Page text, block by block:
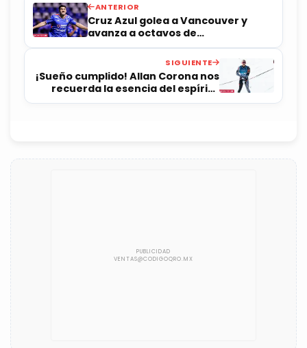
ANTERIOR
Cruz Azul golea a Vancouver y
avanza a octavos de
Concachampions
SIGUIENTE
¡Sueño cumplido! Allan Corona nos
recuerda la esencia del espíritu
olímpico